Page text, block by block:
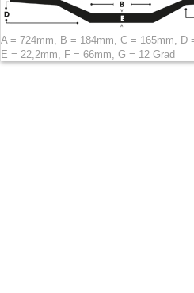
A = 724mm, B = 184mm, C = 165mm, D
E = 22,2mm, F = 66mm, G = 12 Grad